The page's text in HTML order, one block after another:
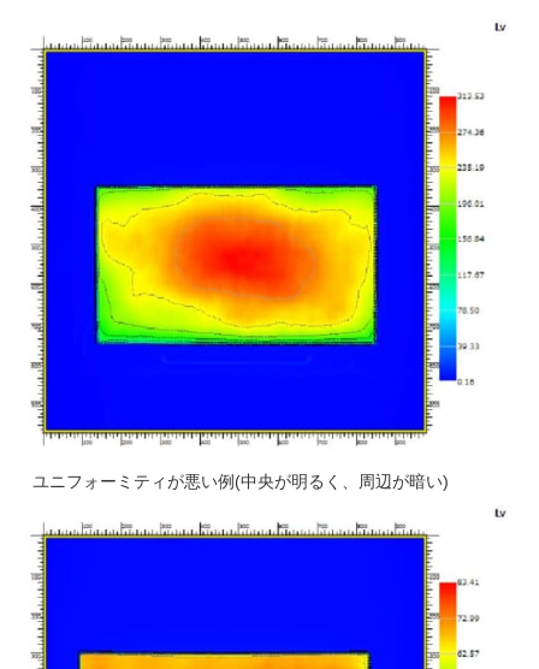
ユニフォーミティが悪い例(中央が明るく、周辺が暗い)